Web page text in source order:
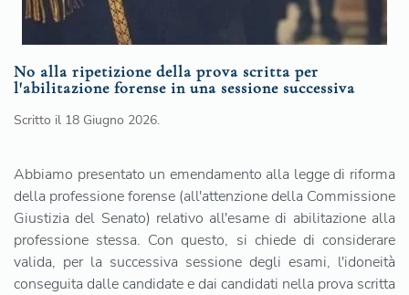
No alla ripetizione della prova scritta per
l'abilitazione forense in una sessione successiva
Scritto il 18 Giugno 2026.
Abbiamo presentato un emendamento alla legge di riforma
della professione forense (all'attenzione della Commissione
Giustizia del Senato) relativo all'esame di abilitazione alla
professione stessa. Con questo, si chiede di considerare
valida, per la successiva sessione degli esami, l'idoneità
conseguita dalle candidate e dai candidati nella prova scritta